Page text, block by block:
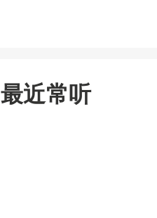
最近常听